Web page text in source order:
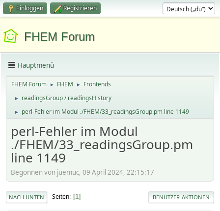
Einloggen Registrieren
FHEM Forum
Hauptmenü
FHEM Forum ► FHEM ► Frontends
► readingsGroup / readingsHistory
► perl-Fehler im Modul ./FHEM/33_readingsGroup.pm line 1149
perl-Fehler im Modul
./FHEM/33_readingsGroup.pm
line 1149
Begonnen von juemuc, 09 April 2024, 22:15:17
NACH UNTEN Seiten 1 BENUTZER-AKTIONEN